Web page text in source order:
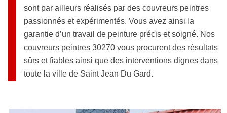
sont par ailleurs réalisés par des couvreurs peintres
passionnés et expérimentés. Vous avez ainsi la
garantie d’un travail de peinture précis et soigné. Nos
couvreurs peintres 30270 vous procurent des résultats
sûrs et fiables ainsi que des interventions dignes dans
toute la ville de Saint Jean Du Gard.